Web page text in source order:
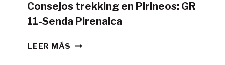
Consejos trekking en Pirineos: GR
11-Senda Pirenaica
LEER MÁS CONSEJOS